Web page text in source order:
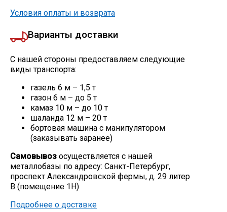
Условия оплаты и возврата
Варианты доставки
С нашей стороны предоставляем следующие
виды транспорта:
газель 6 м – 1,5 т
газон 6 м – до 5 т
камаз 10 м – до 10 т
шаланда 12 м – 20 т
бортовая машина с манипулятором
(заказывать заранее)
Самовывоз осуществляется с нашей
металлобазы по адресу: Санкт-Петербург,
проспект Александровской фермы, д. 29 литер
В (помещение 1Н)
Подробнее о доставке